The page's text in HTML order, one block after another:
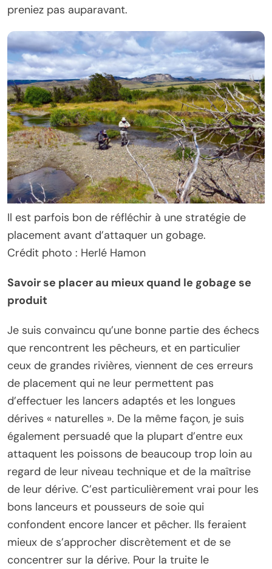
preniez pas auparavant.
Il est parfois bon de réfléchir à une stratégie de
placement avant d’attaquer un gobage.
Crédit photo : Herlé Hamon
Savoir se placer au mieux quand le gobage se
produit
Je suis convaincu qu’une bonne partie des échecs
que rencontrent les pêcheurs, et en particulier
ceux de grandes rivières, viennent de ces erreurs
de placement qui ne leur permettent pas
d’effectuer les lancers adaptés et les longues
dérives « naturelles ». De la même façon, je suis
également persuadé que la plupart d’entre eux
attaquent les poissons de beaucoup trop loin au
regard de leur niveau technique et de la maîtrise
de leur dérive. C’est particulièrement vrai pour les
bons lanceurs et pousseurs de soie qui
confondent encore lancer et pêcher. Ils feraient
mieux de s’approcher discrètement et de se
concentrer sur la dérive. Pour la truite le